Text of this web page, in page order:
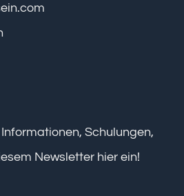
Schulungen,
Newsletter hier ein!